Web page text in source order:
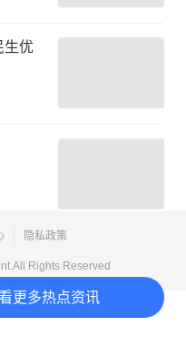
更多热点资讯
生优
隐私政策
Rights Reserved